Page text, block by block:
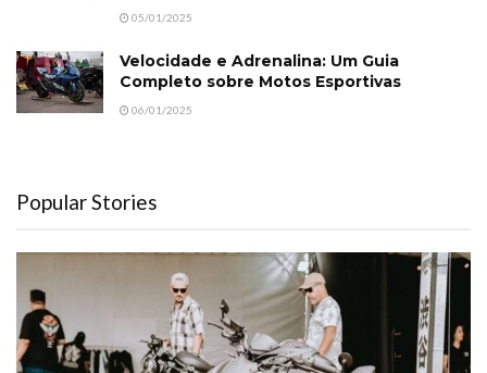
05/01/2025
Velocidade e Adrenalina: Um Guia
Completo sobre Motos Esportivas
06/01/2025
Popular Stories